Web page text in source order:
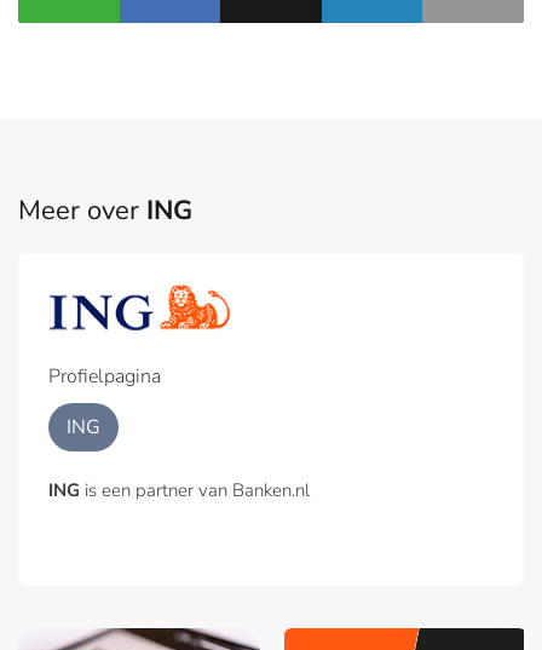
Meer over ING
Profielpagina
ING
ING is een partner van Banken.nl